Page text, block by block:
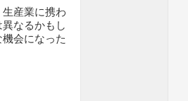
産業に携わ
なるかもし
会になった